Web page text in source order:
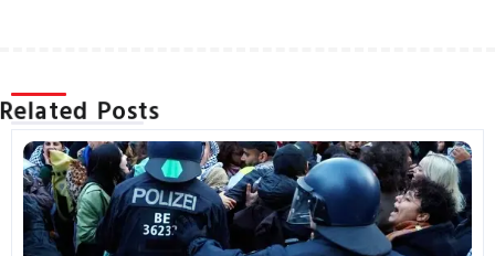
Related Posts